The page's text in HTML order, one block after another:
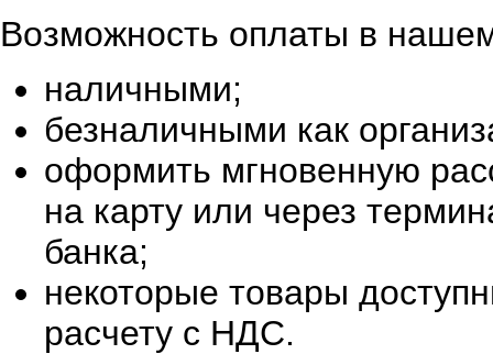
Возможность оплаты в
наличными;
безналичными как
оформить мгновенную
на карту или через
банка;
некоторые товары
расчету с НДС.